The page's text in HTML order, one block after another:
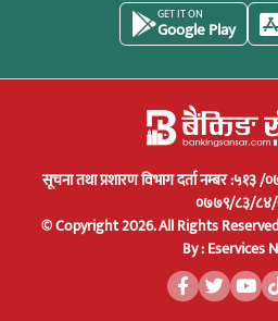
GET IT ON
Google Play
सूचना तथा प्रशारण विभाग दर्ता नम्बर :५१३ /
०७७९/८३/
© Copyright 2026. All Rights
By :Eservices